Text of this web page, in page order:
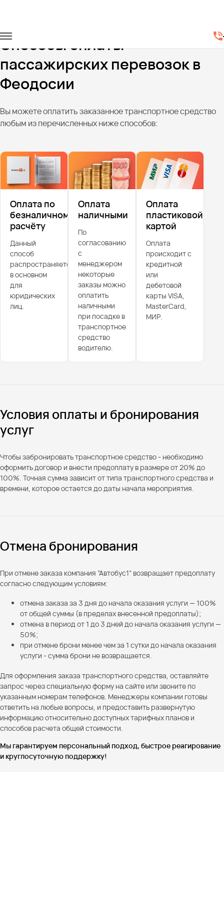
Способы оплаты
пассажирских перевозок в
Феодосии
Вы можете оплатить заказанное транспортное средство
любым из перечисленных ниже способов:
Оплата по
безналичному
расчёту
Данный
способ
распространяется
в основном
для
юридических
лиц.
Оплата
наличными
По
согласованию
с
менеджером
некоторые
заказы можно
оплатить
наличными
при посадке в
транспортное
средство
водителю.
Оплата
пластиковой
картой
Оплата
происходит с
кредитной
или
дебетовой
карты VISA,
MasterCard,
МИР.
Условия оплаты и бронирования
услуг
Чтобы забронировать транспортное средство - необходимо
оформить договор и внести предоплату в размере от 20% до
100%. Точная сумма зависит от типа транспортного средства и
времени, которое остается до даты начала мероприятия.
Отмена бронирования
При отмене заказа компания “Автобус1” возвращает предоплату
согласно следующим условиям:
отмена заказа за 3 дня до начала оказания услуги — 100%
от общей суммы (в пределах внесенной предоплаты);
отмена в период от 1 до 3 дней до начала оказания услуги —
50%;
при отмене брони менее чем за 1 сутки до начала оказания
услуги - сумма брони не возвращается.
Для оформления заказа транспортного средства, оставляйте
запрос через специальную форму на сайте или звоните по
указанным номерам телефонов. Менеджеры компании готовы
ответить на любые вопросы, и предоставить развернутую
информацию относительно доступных тарифных планов и
способов расчета общей стоимости.
Мы гарантируем персональный подход, быстрое реагирование
и круглосуточную поддержку!